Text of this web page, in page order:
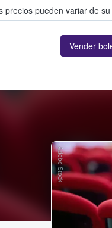
precios pueden variar de
Vender
Adobe Stock